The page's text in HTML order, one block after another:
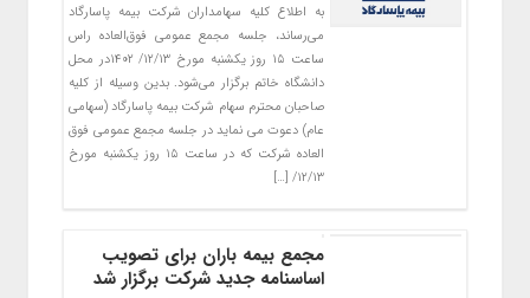
به اطلاع کلیه سهامداران شرکت بیمه پاسارگاد
می‌رساند، جلسه مجمع عمومی فوق‌العاده راس
ساعت ۱۵ روز یک­شنبه مورخ ۱۲/۱۳/ ۱۴۰۲در محل
دانشگاه خاتم برگزار می‌شود. بدین وسیله از کلیه
صاحبان محترم سهام شرکت بیمه پاسارگاد (سهامی
عام) دعوت می نماید در جلسه مجمع عمومی فوق
­العاده شرکت که در ساعت ۱۵ روز یک­شنبه مورخ
۱۲/۱۳/ […]
مجمع بیمه باران برای تصویب
اساسنامه جدید شرکت برگزار شد